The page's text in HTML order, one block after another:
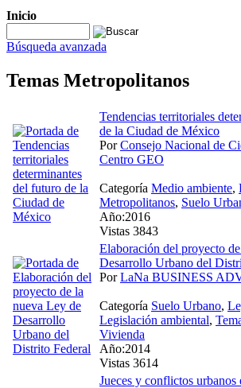
Inicio
Búsqueda avanzada
Temas Metropolitanos
Tendencias territoriales
de la Ciudad de México
PorConsejo Nacional de
Centro GEO
Categoría Medio ambiente,
Metropolitanos, Suelo
Año:2016
Vistas 3843
Elaboración del proyecto
Desarrollo Urbano del
PorLaNa BUSINESS
Categoría Suelo Urbano,
Legislación ambiental,
Vivienda
Año:2014
Vistas 3614
Jueces y conflictos